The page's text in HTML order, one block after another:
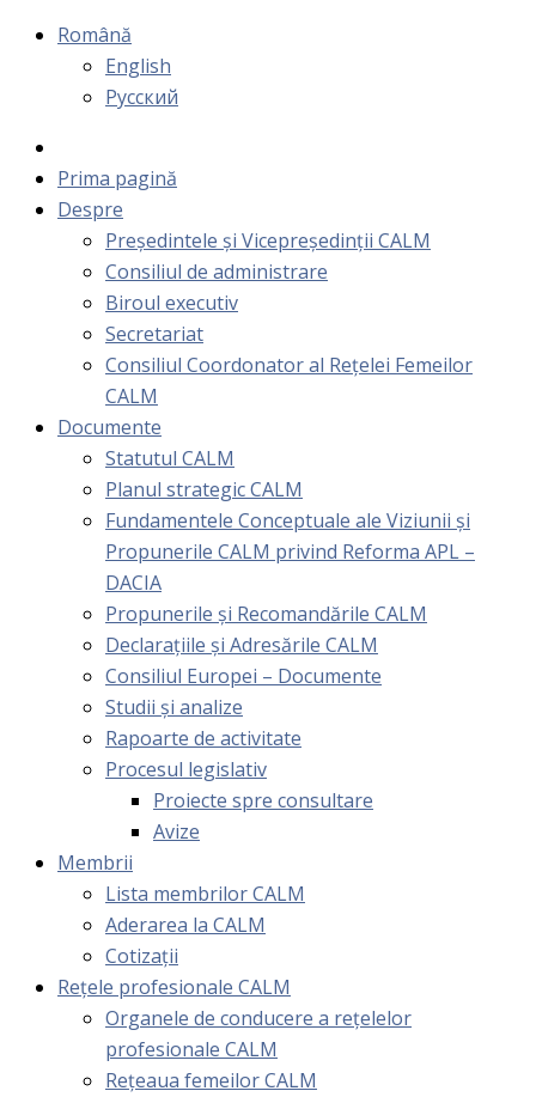
Română
English
Русский
Prima pagină
Despre
Președintele și Vicepreședinții CALM
Consiliul de administrare
Biroul executiv
Secretariat
Consiliul Coordonator al Rețelei Femeilor
CALM
Documente
Statutul CALM
Planul strategic CALM
Fundamentele Conceptuale ale Viziunii și
Propunerile CALM privind Reforma APL –
DACIA
Propunerile și Recomandările CALM
Declarațiile și Adresările CALM
Consiliul Europei – Documente
Studii și analize
Rapoarte de activitate
Procesul legislativ
Proiecte spre consultare
Avize
Membrii
Lista membrilor CALM
Aderarea la CALM
Cotizaţii
Rețele profesionale CALM
Organele de conducere a rețelelor
profesionale CALM
Rețeaua femeilor CALM